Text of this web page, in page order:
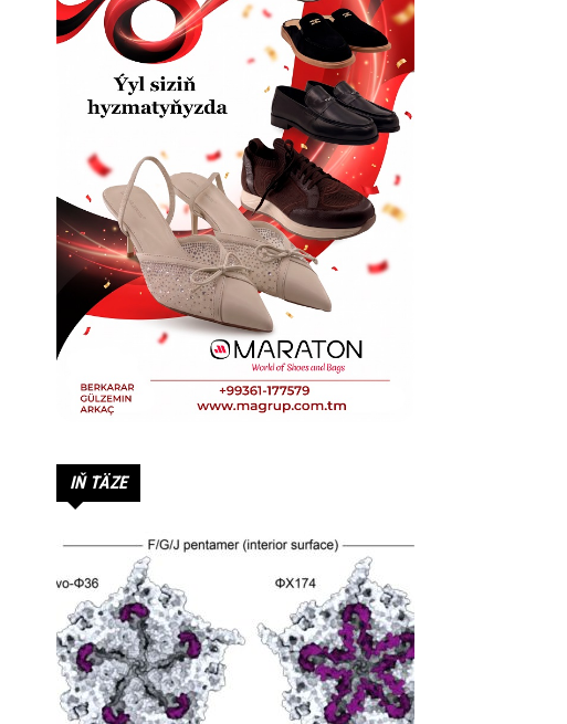
IŇ TÄZE